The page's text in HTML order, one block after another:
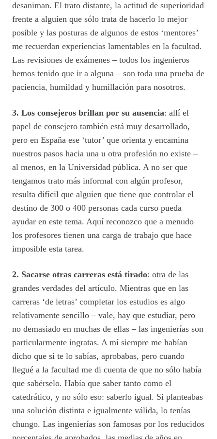
desaniman. El trato distante, la actitud de superioridad
frente a alguien que sólo trata de hacerlo lo mejor
posible y las posturas de algunos de estos ‘mentores’
me recuerdan experiencias lamentables en la facultad.
Las revisiones de exámenes – todos los ingenieros
hemos tenido que ir a alguna – son toda una prueba de
paciencia, humildad y humillación para nosotros.
3. Los consejeros brillan por su ausencia: allí el
papel de consejero también está muy desarrollado,
pero en España ese ‘tutor’ que orienta y encamina
nuestros pasos hacia una u otra profesión no existe –
al menos, en la Universidad pública. A no ser que
tengamos trato más informal con algún profesor,
resulta difícil que alguien que tiene que controlar el
destino de 300 o 400 personas cada curso pueda
ayudar en este tema. Aquí reconozco que a menudo
los profesores tienen una carga de trabajo que hace
imposible esta tarea.
2. Sacarse otras carreras está tirado: otra de las
grandes verdades del artículo. Mientras que en las
carreras ‘de letras’ completar los estudios es algo
relativamente sencillo – vale, hay que estudiar, pero
no demasiado en muchas de ellas – las ingenierías son
particularmente ingratas. A mí siempre me habían
dicho que si te lo sabías, aprobabas, pero cuando
llegué a la facultad me di cuenta de que no sólo había
que sabérselo. Había que saber tanto como el
catedrático, y no sólo eso: saberlo igual. Si planteabas
una solución distinta e igualmente válida, lo tenías
chungo. Las ingenierías son famosas por los reducidos